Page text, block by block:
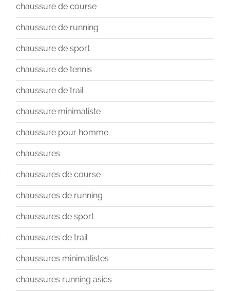
chaussure de course
chaussure de running
chaussure de sport
chaussure de tennis
chaussure de trail
chaussure minimaliste
chaussure pour homme
chaussures
chaussures de course
chaussures de running
chaussures de sport
chaussures de trail
chaussures minimalistes
chaussures running asics